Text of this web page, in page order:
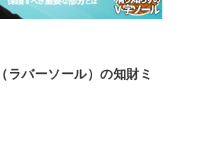
ラバーソール）の知財ミ